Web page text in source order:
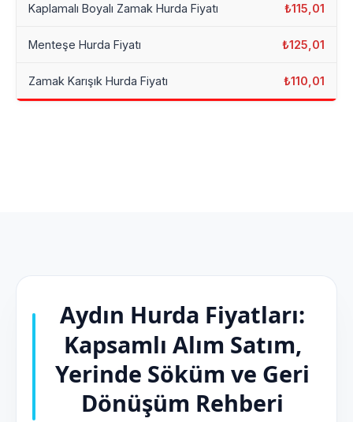
Kaplamalı Boyalı Zamak Hurda Fiyatı ₺115,01
Menteşe Hurda Fiyatı ₺125,01
Zamak Karışık Hurda Fiyatı ₺110,01
Aydın Hurda Fiyatları:
Kapsamlı Alım Satım,
Yerinde Söküm ve Geri
Dönüşüm Rehberi